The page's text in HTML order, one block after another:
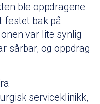
ble oppdragene
festet bak på
var lite synlig
sårbar, og oppdrag
serviceklinikk,